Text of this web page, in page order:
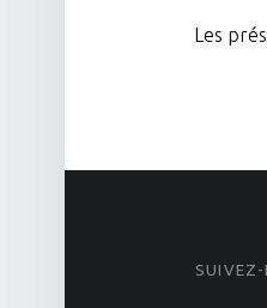
Les
FOOTER
SUIVEZ-